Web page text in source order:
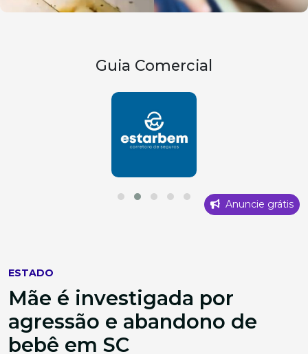
Guia Comercial
Anuncie grátis
ESTADO
Mãe é investigada por
agressão e abandono de
bebê em SC